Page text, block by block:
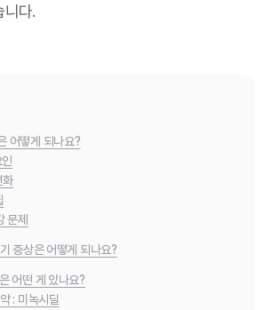
니다.
어떻게 되나요?
화
문제
증상은 어떻게 되나요?
어떤 게 있나요?
: 미녹시딜